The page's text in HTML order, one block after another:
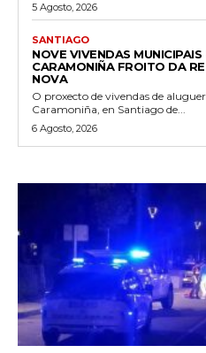
5 Agosto, 2026
SANTIAGO
NOVE VIVENDAS
CARAMONIÑA FROITO DA
NOVA
O proxecto de vivendas de
Caramoniña, en Santiago de...
6 Agosto, 2026